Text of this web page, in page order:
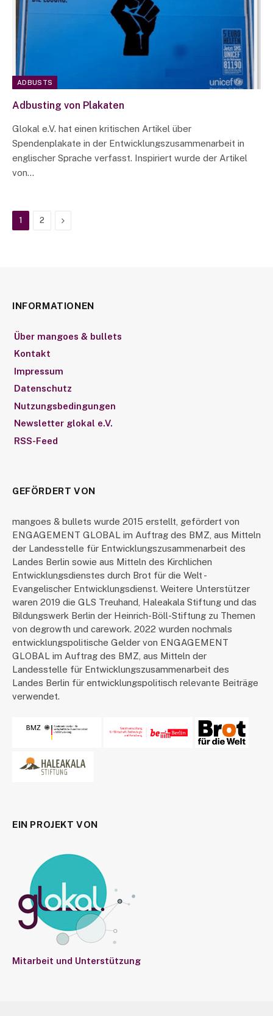
ADBUSTS
Adbusting von Plakaten
Glokal e.V. hat einen kritischen Artikel über
Spendenplakate in der Entwicklungszusammenarbeit in
englischer Sprache verfasst. Inspiriert wurde der Artikel
von…
1 2 Next
INFORMATIONEN
Über mangoes & bullets
Kontakt
Impressum
Datenschutz
Nutzungsbedingungen
Newsletter glokal e.V.
RSS-Feed
GEFÖRDERT VON
mangoes & bullets wurde 2015 erstellt, gefördert von
ENGAGEMENT GLOBAL im Auftrag des BMZ, aus Mitteln
der Landesstelle für Entwicklungszusammenarbeit des
Landes Berlin sowie aus Mitteln des Kirchlichen
Entwicklungsdienstes durch Brot für die Welt -
Evangelischer Entwicklungsdienst. Weitere Unterstützer
waren 2019 die GLS Treuhand, Haleakala Stiftung und das
Bildungswerk Berlin der Heinrich-Böll-Stiftung zu Themen
von degrowth und carework. 2022 wurden nochmals
entwicklungspolitische Gelder von ENGAGEMENT
GLOBAL im Auftrag des BMZ, aus Mitteln der
Landesstelle für Entwicklungszusammenarbeit des
Landes Berlin für entwicklungspolitisch relevante Beiträge
verwendet.
EIN PROJEKT VON
Mitarbeit und Unterstützung